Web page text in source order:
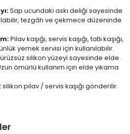
Sap ucundaki askı deliği sayesinde
tezgâh ve çekmece düzeninde
Pilav kaşığı, servis kaşığı, tatlı kaşığı,
yemek servisi için kullanılabilir.
silikon yüzeyi sayesinde elde
ömürlü kullanım için elde yıkama
silikon pilav / servis kaşığı gönderilir.